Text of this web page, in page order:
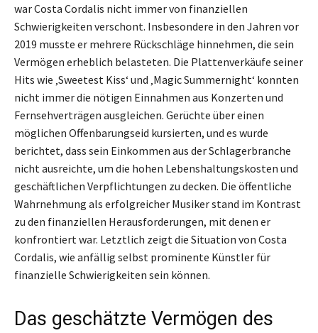
war Costa Cordalis nicht immer von finanziellen
Schwierigkeiten verschont. Insbesondere in den Jahren vor
2019 musste er mehrere Rückschläge hinnehmen, die sein
Vermögen erheblich belasteten. Die Plattenverkäufe seiner
Hits wie ‚Sweetest Kiss‘ und ‚Magic Summernight‘ konnten
nicht immer die nötigen Einnahmen aus Konzerten und
Fernsehverträgen ausgleichen. Gerüchte über einen
möglichen Offenbarungseid kursierten, und es wurde
berichtet, dass sein Einkommen aus der Schlagerbranche
nicht ausreichte, um die hohen Lebenshaltungskosten und
geschäftlichen Verpflichtungen zu decken. Die öffentliche
Wahrnehmung als erfolgreicher Musiker stand im Kontrast
zu den finanziellen Herausforderungen, mit denen er
konfrontiert war. Letztlich zeigt die Situation von Costa
Cordalis, wie anfällig selbst prominente Künstler für
finanzielle Schwierigkeiten sein können.
Das geschätzte Vermögen des